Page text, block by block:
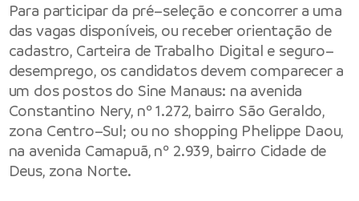
Para participar da pré–seleção e concorrer a uma
das vagas disponíveis, ou receber orientação de
cadastro, Carteira de Trabalho Digital e seguro–
desemprego, os candidatos devem comparecer a
um dos postos do Sine Manaus: na avenida
Constantino Nery, nº 1.272, bairro São Geraldo,
zona Centro–Sul; ou no shopping Phelippe Daou,
na avenida Camapuã, nº 2.939, bairro Cidade de
Deus, zona Norte.